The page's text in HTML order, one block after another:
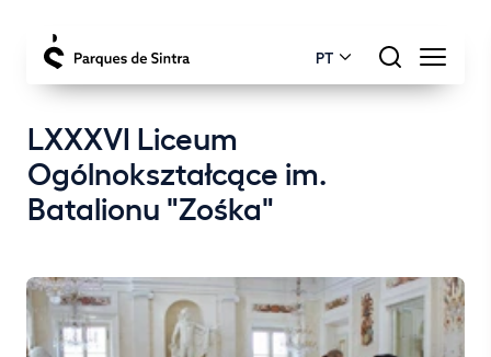
PT
LXXXVI Liceum
Ogólnokształcące im.
Batalionu "Zośka"